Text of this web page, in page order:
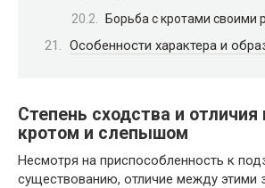
Борьба с кротами своими
Особенности характера и
Степень сходства и
кротом и слепышом
Несмотря на приспособленность к
существованию, отличие между этими